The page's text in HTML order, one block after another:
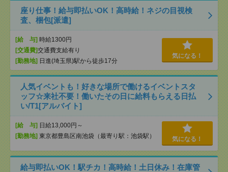
座り仕事！給与即払いOK！高時給！ネジの目視検
査、梱包[派遣]
[給 与] 時給1300円
[交通費]交通費支給有り
[勤務地] 日進(埼玉県)駅から徒歩17分
気になる！
人気イベントも！好きな場所で働けるイベントスタ
ッフ☆来社不要！働いたその日に給料もらえる日払
い/T1[アルバイト]
[給 与] 日給13,000円～
[勤務地] 東京都豊島区南池袋（最寄り駅：池袋駅） 気になる！
給与即払いOK！駅チカ！高時給！土日休み！在庫管